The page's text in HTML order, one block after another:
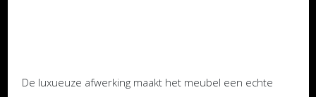
De luxueuze afwerking maakt het meubel een echte